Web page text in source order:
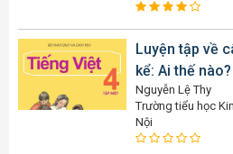
Luyện tập về
kể: Ai thế nào?
Nguyễn Lệ Thy
Trường tiểu học
Nội